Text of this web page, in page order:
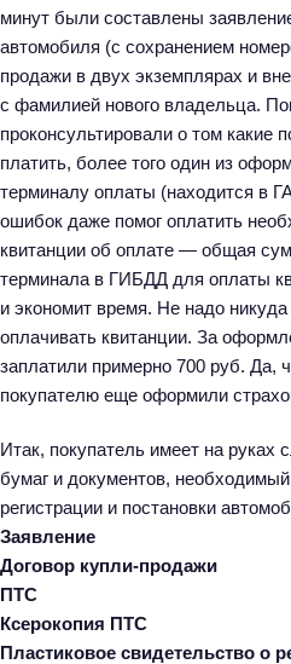
минут были составлены
автомобиля (с сохранением
продажи в двух экземплярах и
с фамилией нового владельца.
проконсультировали о том какие
платить, более того один из
терминалу оплаты (находится в
ошибок даже помог оплатить
квитанции об оплате — общая
терминала в ГИБДД для оплаты
и экономит время. Не надо никуда
оплачивать квитанции. За
заплатили примерно 700 руб. Да,
покупателю еще оформили
Итак, покупатель имеет на руках
бумаг и документов,
регистрации и постановки
Заявление
Договор купли-продажи
ПТС
Ксерокопия ПТС
Пластиковое свидетельство о